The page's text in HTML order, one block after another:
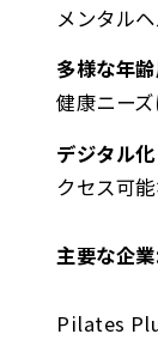
メンタル
多様な年
健康ニー
デジタル
クセス可
主要な企
Pilates